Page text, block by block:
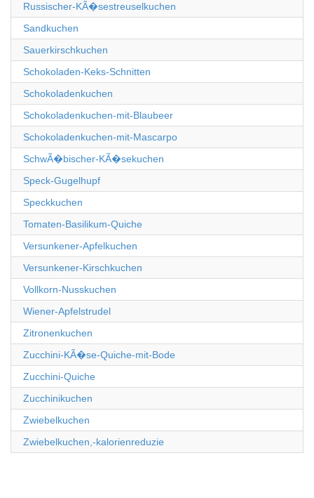
Russischer-KÃ�sestreuselkuchen
Sandkuchen
Sauerkirschkuchen
Schokoladen-Keks-Schnitten
Schokoladenkuchen
Schokoladenkuchen-mit-Blaubeer
Schokoladenkuchen-mit-Mascarpo
SchwÃ�bischer-KÃ�sekuchen
Speck-Gugelhupf
Speckkuchen
Tomaten-Basilikum-Quiche
Versunkener-Apfelkuchen
Versunkener-Kirschkuchen
Vollkorn-Nusskuchen
Wiener-Apfelstrudel
Zitronenkuchen
Zucchini-KÃ�se-Quiche-mit-Bode
Zucchini-Quiche
Zucchinikuchen
Zwiebelkuchen
Zwiebelkuchen,-kalorienreduzie